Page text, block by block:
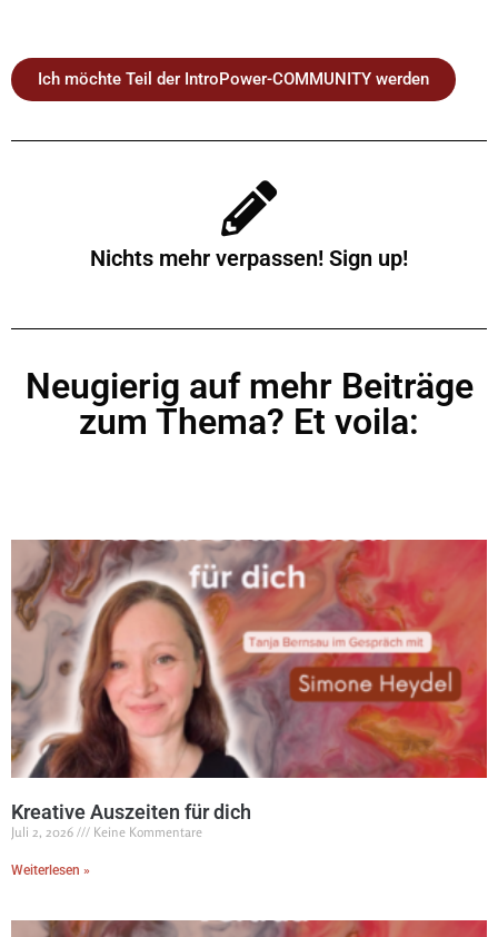
Ich möchte Teil der IntroPower-COMMUNITY werden
Nichts mehr verpassen! Sign up!
Neugierig auf mehr Beiträge
zum Thema? Et voila:
Kreative Auszeiten für dich
Juli 2, 2026 Keine Kommentare
Weiterlesen »